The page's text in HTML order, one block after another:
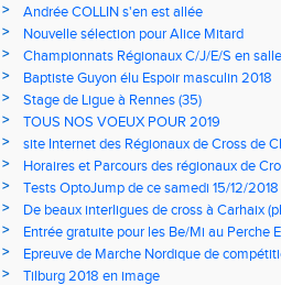
>
Andrée COLLIN s'en est allée
>
Nouvelle sélection pour Alice Mitard
>
Championnats Régionaux C/J/E/S en
mercredi à 9h00
>
Baptiste Guyon élu Espoir masculin 2018
>
Stage de Ligue à Rennes (35)
>
TOUS NOS VOEUX POUR 2019
>
site Internet des Régionaux de Cross de
>
Horaires et Parcours des régionaux de
>
Tests OptoJump de ce samedi 15/12/2018
>
De beaux interligues de cross à Carhaix
>
Entrée gratuite pour les Be/Mi au Perche
>
Epreuve de Marche Nordique de
de cross du Loir et Cher
>
Tilburg 2018 en image